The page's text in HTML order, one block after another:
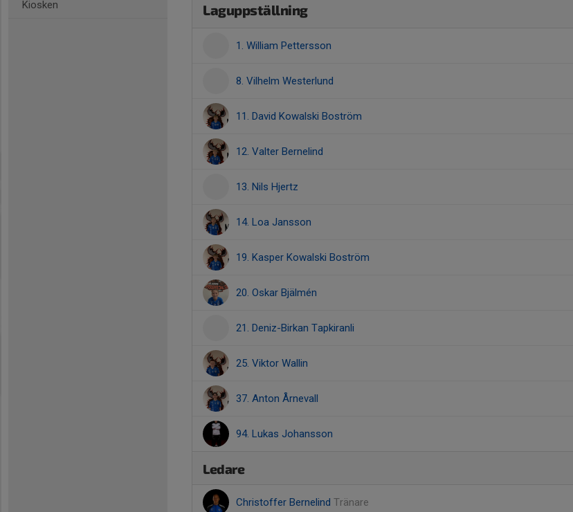
Kiosken Laguppställning
1. William Pettersson
8. Vilhelm Westerlund
11. David Kowalski Boström
12. Valter Bernelind
13. Nils Hjertz
14. Loa Jansson
19. Kasper Kowalski Boström
20. Oskar Bjälmén
21. Deniz-Birkan Tapkiranli
25. Viktor Wallin
37. Anton Årnevall
94. Lukas Johansson
Ledare
Christoffer Bernelind Tränare